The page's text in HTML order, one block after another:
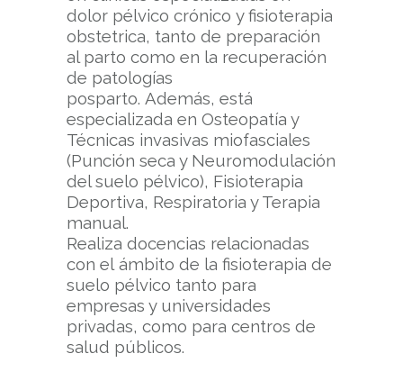
dolor pélvico crónico y fisioterapia
obstetrica, tanto de preparación
al parto como en la recuperación
de patologías
posparto. Además, está
especializada en Osteopatía y
Técnicas invasivas miofasciales
(Punción seca y Neuromodulación
del suelo pélvico), Fisioterapia
Deportiva, Respiratoria y Terapia
manual.
Realiza docencias relacionadas
con el ámbito de la fisioterapia de
suelo pélvico tanto para
empresas y universidades
privadas, como para centros de
salud públicos.